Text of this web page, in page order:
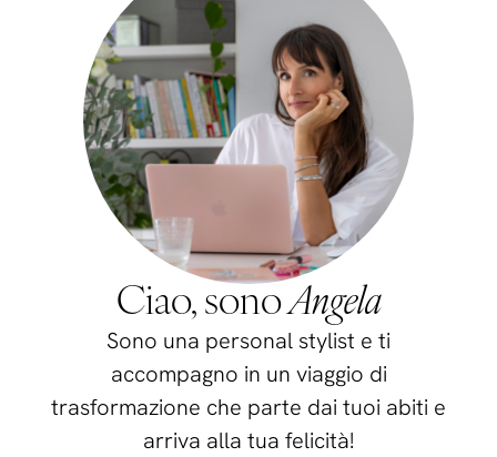
Ciao, sonoAngela
Sono una personal stylist e ti
accompagno in un viaggio di
trasformazione che parte dai tuoi abiti e
arriva alla tua felicità!